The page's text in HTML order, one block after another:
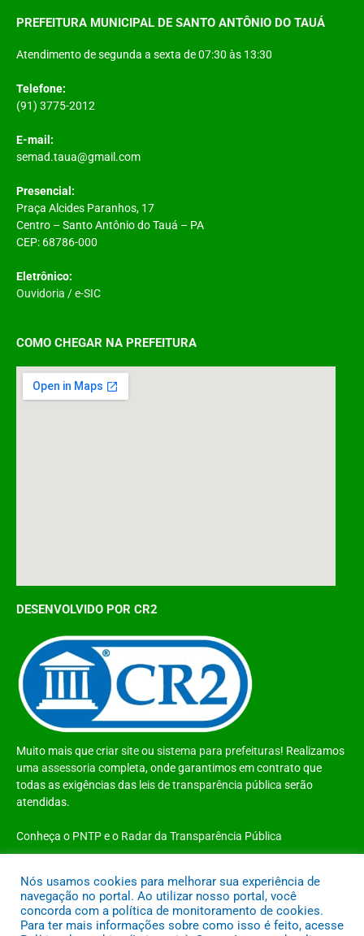
PREFEITURA MUNICIPAL DE SANTO ANTÔNIO DO TAUÁ
Atendimento de segunda a sexta de 07:30 às 13:30
Telefone:
(91) 3775-2012
E-mail:
semad.taua@gmail.com
Presencial:
Praça Alcides Paranhos, 17
Centro – Santo Antônio do Tauá – PA
CEP: 68786-000
Eletrônico:
Ouvidoria /e-SIC
COMO CHEGAR NA PREFEITURA
DESENVOLVIDO POR CR2
Muito mais quecriar siteou sistema para prefeituras! Realizamos
uma assessoria completa, onde garantimos em contrato que
todas as exigências das leis de transparência pública serão
atendidas.
Conheça o PNTPe o Radar da Transparência Pública
Todos os direitos reservados a Prefeitura Municipal de Santo Antônio do
Tauá
Nós usamos cookies para melhorar sua experiência de
navegação no portal. Ao utilizar nosso portal, você
concorda com a política de monitoramento de cookies.
Para ter mais informações sobre como isso é feito, acesse